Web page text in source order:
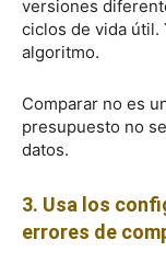
versiones
ciclos de vida útil.
algoritmo.
Comparar no es
presupuesto no
datos.
3. Usa los
errores de